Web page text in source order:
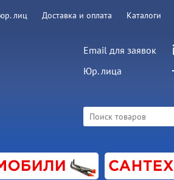
лиц Доставка и оплата Каталоги
Email для заявок
Юр. лица